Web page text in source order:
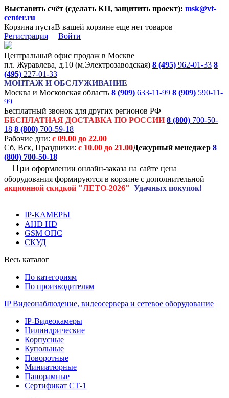
Выставить счёт (сделать КП, защитить проект): msk@vt-
center.ru
Корзина пустаВ вашей корзине еще нет товаров
Регистрация
Войти
Центральный офис продаж в Москве
пл. Журавлева, д.10 (м.Электрозаводская) 8 (495) 962-01-33 8
(495) 227-01-33
МОНТАЖ И ОБСЛУЖИВАНИЕ
Москва и Московская область 8 (909) 633-11-99 8 (909) 590-11-
99
Бесплатный звонок для других регионов РФ
БЕСПЛАТНАЯ ДОСТАВКА ПО РОССИИ 8 (800) 700-50-
18 8 (800) 700-59-18
Рабочие дни: с 09.00 до 22.00
Сб, Вск, Праздники: с 10.00 до 21.00Дежурный менеджер 8
(800) 700-50-18
При оформлении онлайн-заказа на сайте цена
оборудования формируются в корзине с дополнительной
акционной скидкой "ЛЕТО-2026" Удачных покупок!
IP-КАМЕРЫ
AHD HD
GSM ОПС
СКУД
Весь каталог
По категориям
По производителям
IP Видеонаблюдение, видеосервера и сетевое оборудование
IP-Видеокамеры
Цилиндрические
Корпусные
Купольные
Поворотные
Миниатюрные
Панорамные
Сертификат СТ-1